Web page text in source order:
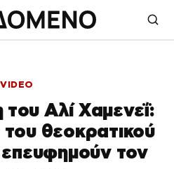
VIDEO
Αλί Χαμενεΐ:
του θεοκρατικού
τον